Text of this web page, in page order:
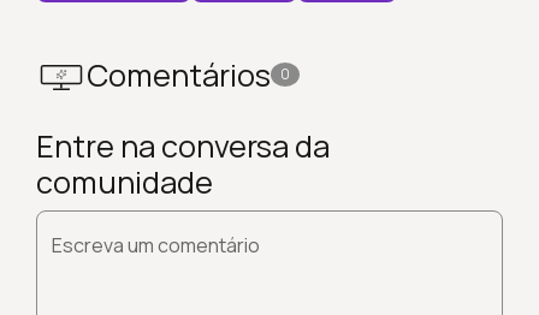
Comentários 0
Entre na conversa da
comunidade
Escreva um comentário